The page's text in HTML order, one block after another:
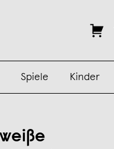
Spiele Kinder